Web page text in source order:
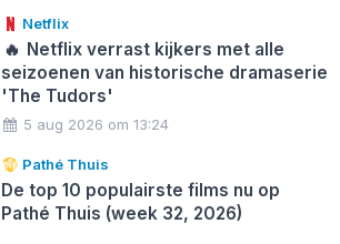
Netflix
🔥 Netflix verrast kijkers met alle
seizoenen van historische dramaserie
'The Tudors'
5 aug 2026 om 13:24
Pathé Thuis
De top 10 populairste films nu op
Pathé Thuis (week 32, 2026)